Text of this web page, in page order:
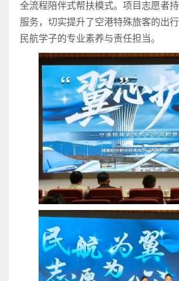
全流程陪伴式帮扶模式。项目志愿者
服务，切实提升了空港特殊旅客的出
民航学子的专业素养与责任担当。